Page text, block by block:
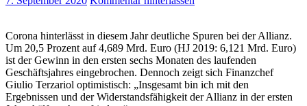
Corona hinterlässt in diesem Jahr deutliche Spuren bei der Allianz.
Um 20,5 Prozent auf 4,689 Mrd. Euro (HJ 2019: 6,121 Mrd. Euro)
ist der Gewinn in den ersten sechs Monaten des laufenden
Geschäftsjahres eingebrochen. Dennoch zeigt sich Finanzchef
Giulio Terzariol optimistisch: „Insgesamt bin ich mit den
Ergebnissen und der Widerstandsfähigkeit der Allianz in der ersten